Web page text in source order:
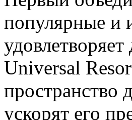
популярные и
Universal
пространство
ускорят его